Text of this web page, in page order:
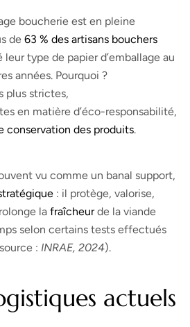
boucherie est en pleine
de 63 % des artisans bouchers
type de papier d’emballage au
années. Pourquoi ?
plus strictes,
en matière d’éco-responsabilité,
conservation des produits.
vu comme un banal support,
: il protège, valorise,
la fraîcheurde la viande
selon certains tests effectués
: INRAE, 2024).
actuels